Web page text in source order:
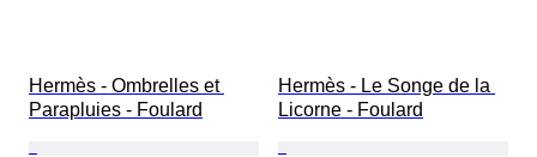
Hermès - Ombrelles et
Parapluies - Foulard
Hermès - Le Songe de la
Licorne - Foulard